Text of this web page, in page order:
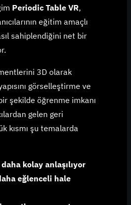
Periodic Table VR,
eğitim amaçlı
sahiplendiğini net bir
3D olarak
görselleştirme ve
şekilde öğrenme imkanı
gelen geri
kısmı şu temalarda
kolay anlaşılıyor
eğlenceli hale